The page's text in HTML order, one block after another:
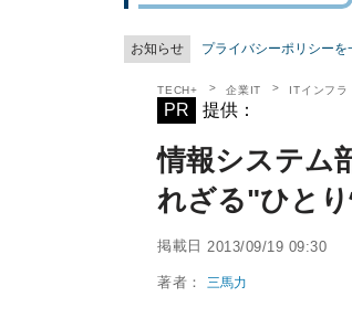
お知らせ プライバシーポリシー
TECH+ 企業IT ITインフラ
PR 提供：
情報システム
れざる"ひと
掲載日 2013/09/19 09:30
著者：三馬力